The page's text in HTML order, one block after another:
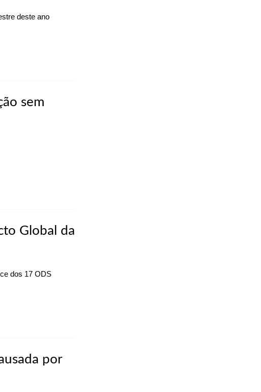
deste ano
sem
Global da
dos 17 ODS
por